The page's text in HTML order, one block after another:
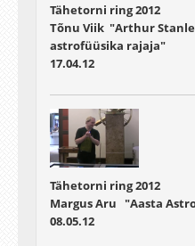
Tähetorni ring 2012
Tõnu Viik "Arthur
astrofüüsika rajaja"
17.04.12
Tähetorni ring 2012
Margus Aru "Aasta
08.05.12